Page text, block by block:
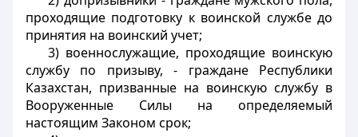
проходящие подготовку к воинской службе до
принятия на воинский учет;
3) военнослужащие, проходящие воинскую
службу по призыву, - граждане Республики
Казахстан, призванные на воинскую службу в
Вооруженные Силы на определяемый
настоящим Законом срок;